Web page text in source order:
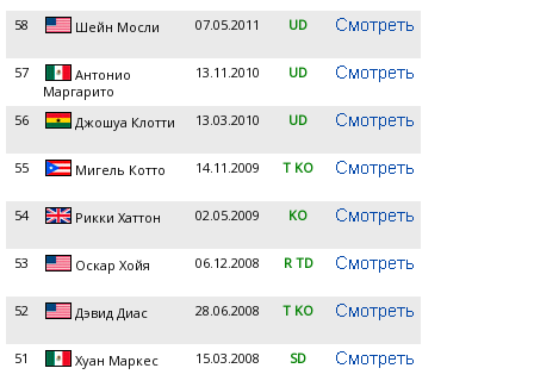
58 Шейн Мосли 07.05.2011 UD
57
Антонио
Маргарито
13.11.2010 UD
56 Джошуа Клотти 13.03.2010 UD
55 Мигель Котто 14.11.2009 T KO
54 Рикки Хаттон 02.05.2009 KO
53 Оскар Хойя 06.12.2008 R TD
52 Дэвид Диас 28.06.2008 T KO
51 Хуан Маркес 15.03.2008 SD